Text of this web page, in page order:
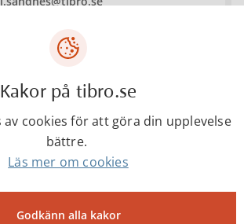
Utbildning
18000 (Växeln)
Kakor på tibro.se
av cookies för att göra din upplevelse
bättre.
Läs mer om cookies
Godkänn alla kakor